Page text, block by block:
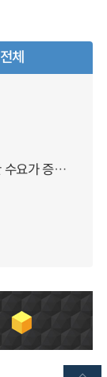
전체
엔캐리트레이드가 이루어지면 엔화에 대한 수요가 증가하지 않나요?